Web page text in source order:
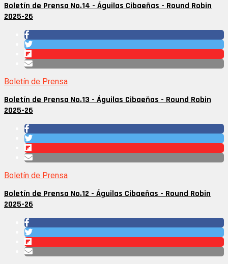
Boletín de Prensa No.14 - Águilas Cibaeñas - Round Robin
2025-26
Boletín de Prensa
Boletín de Prensa No.13 - Águilas Cibaeñas - Round Robin
2025-26
Boletín de Prensa
Boletín de Prensa No.12 - Águilas Cibaeñas - Round Robin
2025-26